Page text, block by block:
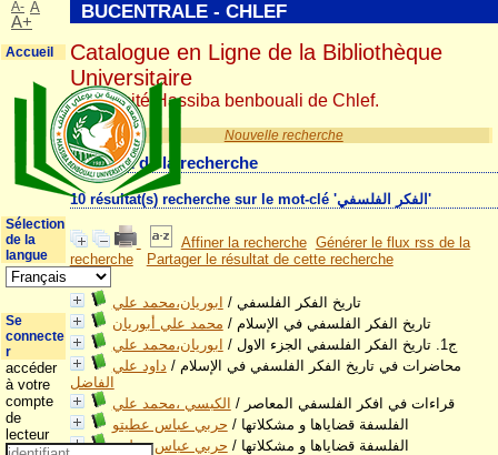
Nouvelle recherche
Résultat de la recherche
10 résultat(s) recherche sur le mot-clé 'الفكر الفلسفي'
Affiner la recherche Générer le flux rss de la
recherche
Partager le résultat de cette recherche
تاريخ الفكر الفلسفي / ابوريان،محمد علي
تاريخ الفكر الفلسفي في الإسلام / محمد علي أبوريان
ج1. تاريخ الفكر الفلسفي الجزء الاول
/ ابوريان،محمد علي
محاضرات في تاريخ الفكر الفلسفي في الإسلام / داود علي
الفاضل
قراءات في افكر الفلسفي المعاصر / الكبسي ،محمد علي
الفلسفة قضاياها و مشكلاتها / حربي عباس عطيتو
الفلسفة قضاياها و مشكلاتها / حربي عباس عطيتو
BUCENTRALE - CHLEF
Catalogue en Ligne de la Bibliothèque
Universitaire
Université Hassiba benbouali de Chlef.
A- A
A+
Accueil
Sélection
de la
langue
Se
connecte
r
accéder
à votre
compte
de
lecteur